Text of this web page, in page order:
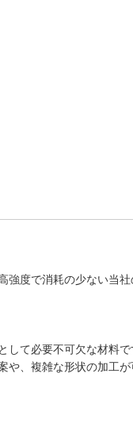
度で消耗の少ない当
て必要不可欠な材料で
、複雑な形状の加工が